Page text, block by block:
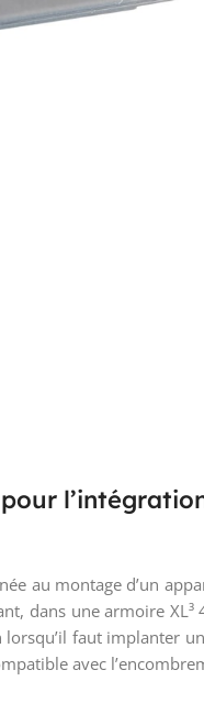
l’intégration
au montage d’un
dans une armoire
faut implanter
avec